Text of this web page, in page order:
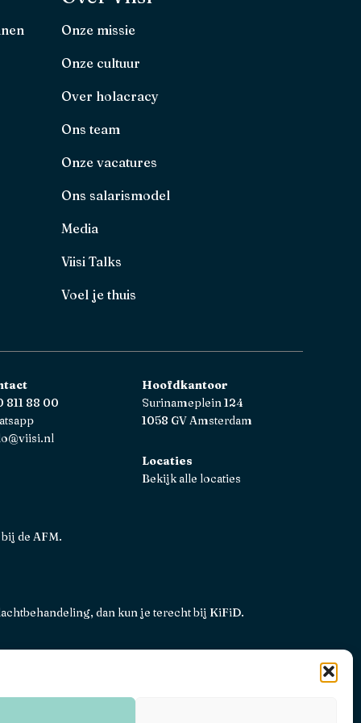
Onze missie
Onze cultuur
Over holacracy
Ons team
Onze vacatures
Ons salarismodel
Media
Viisi Talks
Voel je thuis
811 88 00
Hoofdkantoor
Surinameplein 124
1058 GV Amsterdam
Locaties
Bekijk alle locaties
de AFM.
dan kun je terecht bij KiFiD.